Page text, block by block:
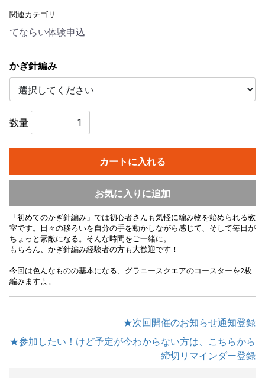
関連カテゴリ
てならい体験申込
かぎ針編み
数量
カートに入れる
お気に入りに追加
「初めてのかぎ針編み」では初心者さんも気軽に編み物を始められる教
室です。日々の移ろいを自分の手を動かしながら感じて、そして毎日が
ちょっと素敵になる。そんな時間をご一緒に。
もちろん、かぎ針編み経験者の方も大歓迎です！
今回は色んなものの基本になる、グラニースクエアのコースターを2枚
編みますよ。
★次回開催のお知らせ通知登録
★参加したい！けど予定が今わからない方は、こちらから
締切リマインダー登録